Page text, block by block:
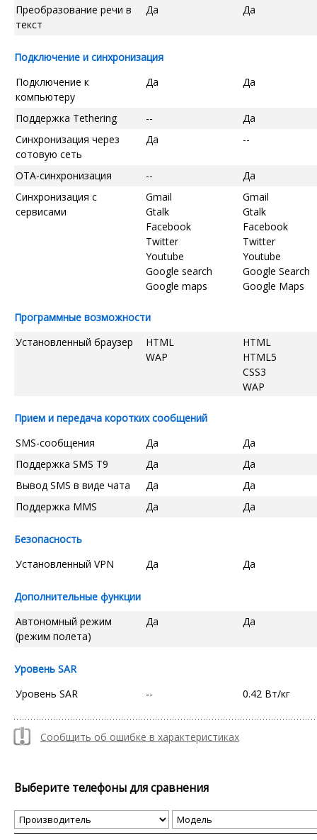
Преобразование речи в
текст
Да Да
Подключение и синхронизация
Подключение к
компьютеру
Да Да
Поддержка Tethering --
Да
Синхронизация через
сотовую сеть
Да --
OTA-синхронизация --
Да
Синхронизация с
сервисами
Gmail
Gtalk
Facebook
Twitter
Youtube
Google search
Google maps
Gmail
Gtalk
Facebook
Twitter
Youtube
Google Search
Google Maps
Программные возможности
Установленный браузер
HTML
WAP
HTML
HTML5
CSS3
WAP
Прием и передача коротких сообщений
SMS-сообщения
Да
Да
Поддержка SMS T9
Да
Да
Вывод SMS в виде чата
Да
Да
Поддержка MMS
Да Да
Безопасность
Установленный VPN
Да Да
Дополнительные функции
Автономный режим
(режим полета)
Да Да
Уровень SAR
Уровень SAR
-- 0.42 Вт/кг
Сообщить об ошибке в характеристиках
Выберите телефоны для сравнения